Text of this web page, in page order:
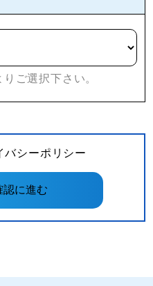
ご選択下さい。
バシーポリシー